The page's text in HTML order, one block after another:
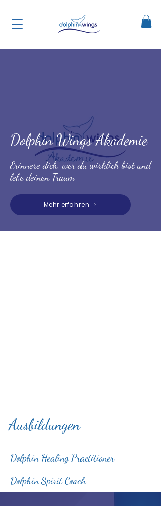
Dolphin Wings Akademie
Erinnere dich, wer du wirklich bist und
lebe deinen Traum
Mehr erfahren
Ausbildungen
Dolphin Healing Practitioner
Dolphin Spirit Coach